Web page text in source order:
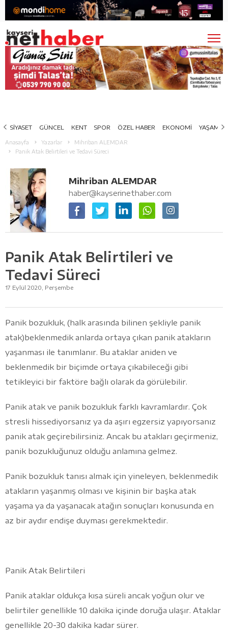
SİYASET GÜNCEL KENT SPOR ÖZEL HABER EKONOMİ YAŞAM
Anasayfa Yazarlar
Mihriban ALEMDAR
Panik Atak Belirtileri ve Tedavi Süreci
Mihriban ALEMDAR
haber@kayserinethaber.com
Panik Atak Belirtileri ve
Tedavi Süreci
17 Eylül 2020, Perşembe
Panik bozukluk, (halk arasında bilinen şekliyle panik
atak)beklenmedik anlarda ortaya çıkan panik atakların
yaşanması ile tanımlanır. Bu ataklar aniden ve
beklenmedik bir biçimde ortaya çıkabileceği gibi
tetikleyici bir faktöre bağlı olarak da görülebilir.
Panik atak ve panik bozukluk farklı kavramlardır. Çok
stresli hissediyorsanız ya da aşırı egzersiz yapıyorsanız
panik atak geçirebilirsiniz. Ancak bu atakları geçirmeniz,
panik bozukluğunuz olduğu anlamına gelmez.
Panik bozukluk tanısı almak için yineleyen, beklenmedik
atakların yaşanmış olması ve kişinin bir başka atak
yaşama ya da yaşanacak atağın sonuçları konusunda en
az bir aydır endişe duyması gerekmektedir.
Panik Atak Belirtileri
Panik ataklar oldukça kısa süreli ancak yoğun olur ve
belirtiler genellikle 10 dakika içinde doruğa ulaşır. Ataklar
genellikle 20-30 dakika kadar sürer.